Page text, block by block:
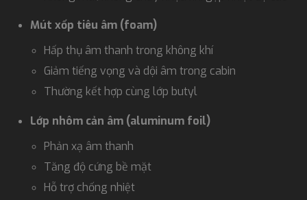
Mút xốp tiêu âm (foam)
Hấp thụ âm thanh trong không khí
Giảm tiếng vọng và dội âm trong cabin
Thường kết hợp cùng lớp butyl
Lớp nhôm cản âm (aluminum foil)
Phản xạ âm thanh
Tăng độ cứng bề mặt
Hỗ trợ chống nhiệt